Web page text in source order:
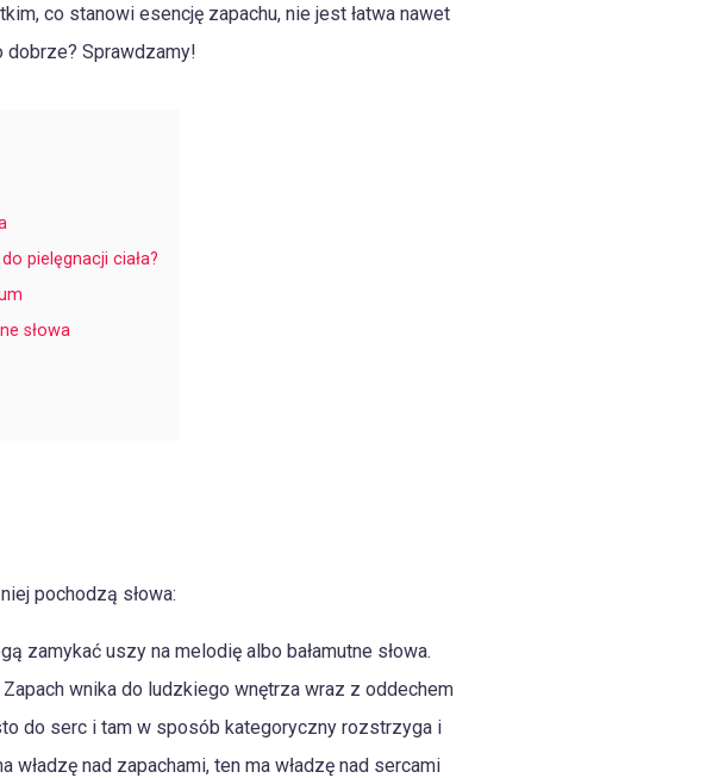
co stanowi esencję zapachu, nie jest łatwa nawet
dobrze? Sprawdzamy!
pielęgnacji ciała?
słowa
pochodzą słowa:
zamykać uszy na melodię albo bałamutne słowa.
wnika do ludzkiego wnętrza wraz z oddechem
do serc i tam w sposób kategoryczny rozstrzyga i
nad zapachami, ten ma władzę nad sercami